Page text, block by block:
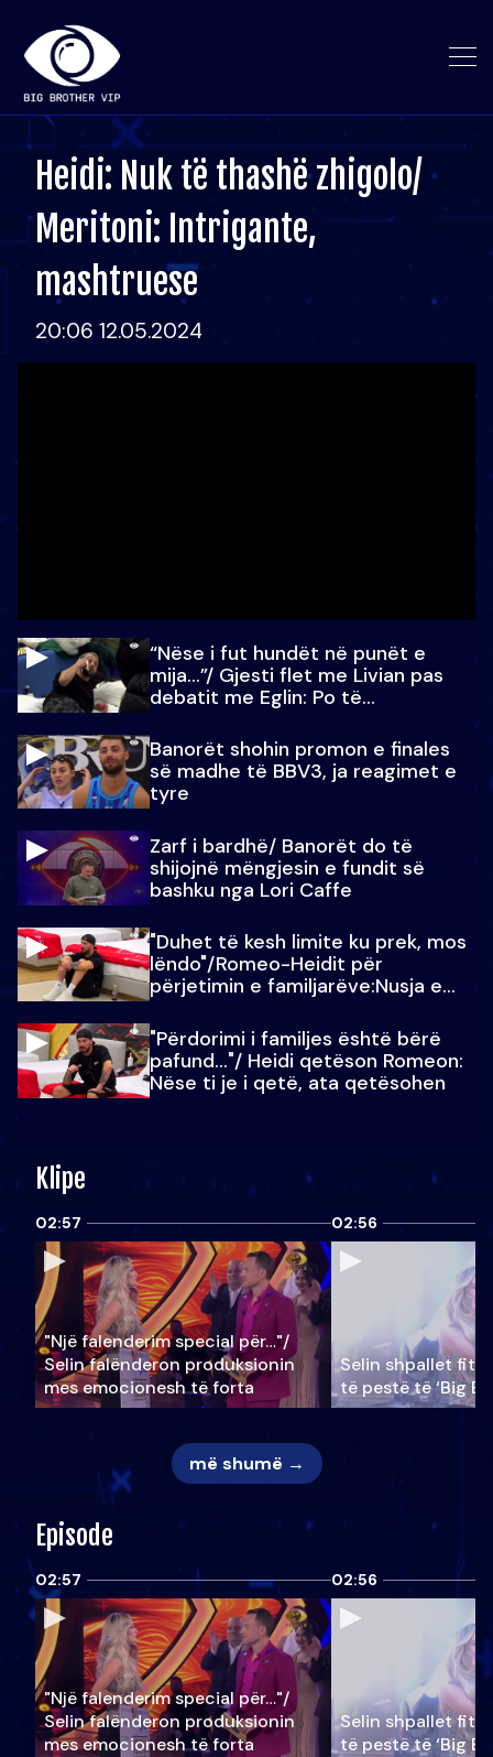
Heidi: Nuk të thashë zhigolo/
Meritoni: Intrigante,
mashtruese
20:06 12.05.2024
“Nëse i fut hundët në punët e
mija…”/ Gjesti flet me Livian pas
debatit me Eglin: Po të
Banorët shohin promon e finales
së madhe të BBV3, ja reagimet e
tyre
Zarf i bardhë/ Banorët do të
shijojnë mëngjesin e fundit së
bashku nga Lori Caffe
"Duhet të kesh limite ku prek, mos
lëndo"/Romeo-Heidit për
përjetimin e familjarëve:Nusja e
"Përdorimi i familjes është bërë
pafund…"/ Heidi qetëson Romeon:
Nëse ti je i qetë, ata qetësohen
Klipe
02:57
"Një falenderim special për…"/
Selin falënderon produksionin
mes emocionesh të forta
02:56
Selin shpallet
të pestë të ‘Big
më shumë →
Episode
02:57
"Një falenderim special për…"/
Selin falënderon produksionin
mes emocionesh të forta
02:56
Selin shpallet
të pestë të ‘Big